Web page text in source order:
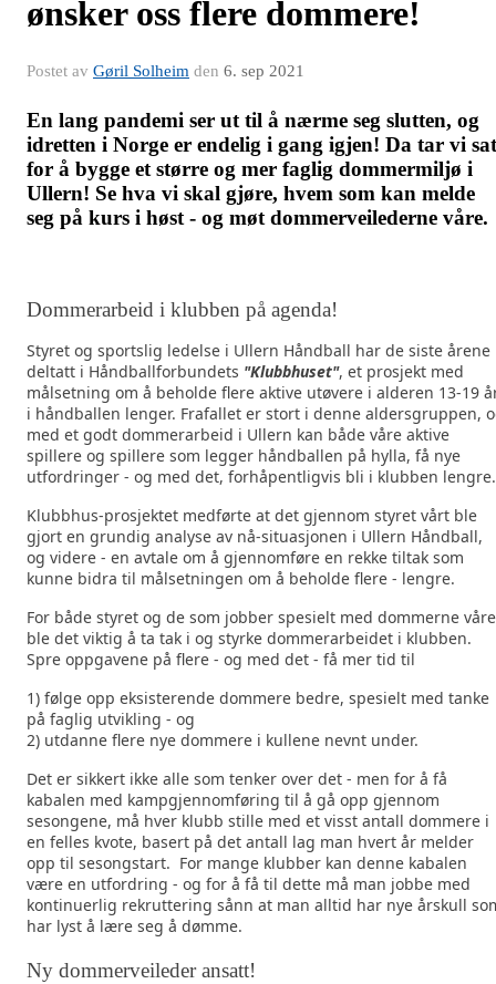
ønsker oss flere dommere!
Postet av Gøril Solheim den 6. sep 2021
En lang pandemi ser ut til å nærme seg slutten, og
idretten i Norge er endelig i gang igjen! Da tar vi
for å bygge et større og mer faglig dommermiljø i
Ullern! Se hva vi skal gjøre, hvem som kan melde
seg på kurs i høst - og møt dommerveilederne våre.
Dommerarbeid i klubben på agenda!
Styret og sportslig ledelse i Ullern Håndball har de siste årene
deltatt i Håndballforbundets "Klubbhuset", et prosjekt med
målsetning om å beholde flere aktive utøvere i alderen 13-19
i håndballen lenger. Frafallet er stort i denne aldersgruppen,
med et godt dommerarbeid i Ullern kan både våre aktive
spillere og spillere som legger håndballen på hylla, få nye
utfordringer - og med det, forhåpentligvis bli i klubben lengre.
Klubbhus-prosjektet medførte at det gjennom styret vårt ble
gjort en grundig analyse av nå-situasjonen i Ullern Håndball,
og videre - en avtale om å gjennomføre en rekke tiltak som
kunne bidra til målsetningen om å beholde flere - lengre.
For både styret og de som jobber spesielt med dommerne våre
ble det viktig å ta tak i og styrke dommerarbeidet i klubben.
Spre oppgavene på flere - og med det - få mer tid til
1) følge opp eksisterende dommere bedre, spesielt med tanke
på faglig utvikling - og
2) utdanne flere nye dommere i kullene nevnt under.
Det er sikkert ikke alle som tenker over det - men for å få
kabalen med kampgjennomføring til å gå opp gjennom
sesongene, må hver klubb stille med et visst antall dommere i
en felles kvote, basert på det antall lag man hvert år melder
opp til sesongstart. For mange klubber kan denne kabalen
være en utfordring - og for å få til dette må man jobbe med
kontinuerlig rekruttering sånn at man alltid har nye årskull
har lyst å lære seg å dømme.
Ny dommerveileder ansatt!